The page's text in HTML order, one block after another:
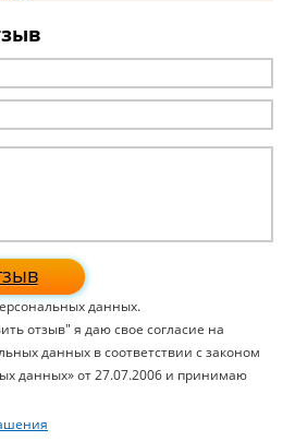
данных.
отзыв" я даю свое согласие на
данных в соответствии с законом
данных» от 27.07.2006 и принимаю